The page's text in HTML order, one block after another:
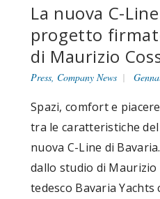
La nuova C-
progetto
di Maurizio
Press Company News
Spazi, comfort e
tra le caratteristiche
nuova C-Line di
dallo studio di Maurizio
tedesco Bavaria Yachts